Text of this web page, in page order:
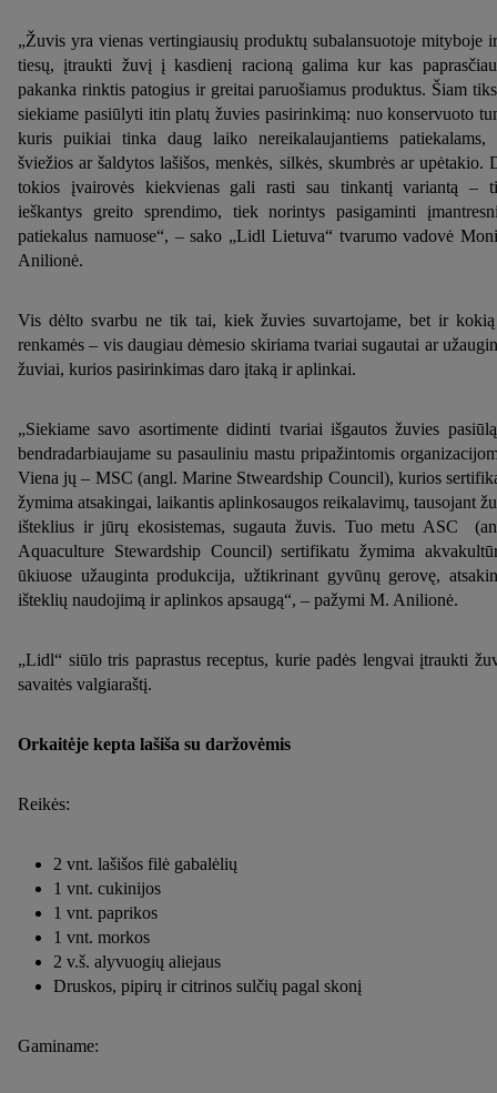
„Žuvis yra vienas vertingiausių produktų subalansuotoje mityboje
tiesų, įtraukti žuvį į kasdienį racioną galima kur kas
pakanka rinktis patogius ir greitai paruošiamus produktus. Šiam
siekiame pasiūlyti itin platų žuvies pasirinkimą: nuo konservuoto
kuris puikiai tinka daug laiko nereikalaujantiems patiekalams,
šviežios ar šaldytos lašišos, menkės, silkės, skumbrės ar upėtakio.
tokios įvairovės kiekvienas gali rasti sau tinkantį variantą –
ieškantys greito sprendimo, tiek norintys pasigaminti
patiekalus namuose“, – sako „Lidl Lietuva“ tvarumo vadovė
Anilionė.
Vis dėlto svarbu ne tik tai, kiek žuvies suvartojame, bet ir
renkamės – vis daugiau dėmesio skiriama tvariai sugautai ar
žuviai, kurios pasirinkimas daro įtaką ir aplinkai.
„Siekiame savo asortimente didinti tvariai išgautos žuvies
bendradarbiaujame su pasauliniu mastu pripažintomis
Viena jų – MSC (angl. Marine Stweardship Council), kurios
žymima atsakingai, laikantis aplinkosaugos reikalavimų, tausojant
išteklius ir jūrų ekosistemas, sugauta žuvis. Tuo metu ASC
Aquaculture Stewardship Council) sertifikatu žymima
ūkiuose užauginta produkcija, užtikrinant gyvūnų gerovę,
išteklių naudojimą ir aplinkos apsaugą“, – pažymi M. Anilionė.
„Lidl“ siūlo tris paprastus receptus, kurie padės lengvai įtraukti
savaitės valgiaraštį.
Orkaitėje kepta lašiša su daržovėmis
Reikės:
2 vnt. lašišos filė gabalėlių
1 vnt. cukinijos
1 vnt. paprikos
1 vnt. morkos
2 v.š. alyvuogių aliejaus
Druskos, pipirų ir citrinos sulčių pagal skonį
Gaminame: